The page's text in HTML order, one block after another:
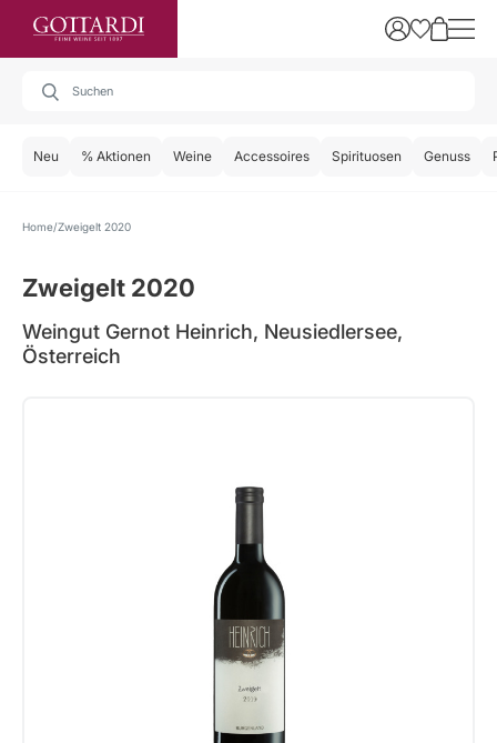
Neu % Aktionen Weine Accessoires Spirituosen Genuss
Home Zweigelt 2020
Zweigelt 2020
Weingut Gernot Heinrich, Neusiedlersee,
Österreich